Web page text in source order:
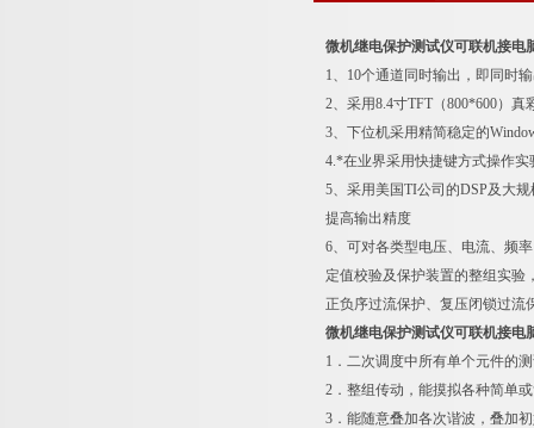
微机继电保护测试仪可联机接电
1、10个通道同时输出，即同时
2、采用8.4寸TFT（800*600）
3、下位机采用精简稳定的
4.*在业界采用快捷键方式操作
5、采用美国TI公司的DSP及大
提高输出精度
6、可对各类型电压、电流、频
定值校验及保护装置的整组实验
正负序过流保护、复压闭锁过流
微机继电保护测试仪可联机接电
1．二次调度中所有单个元件的
2．整组传动，能摸拟各种简单
3．能随意叠加各次谐波，叠加